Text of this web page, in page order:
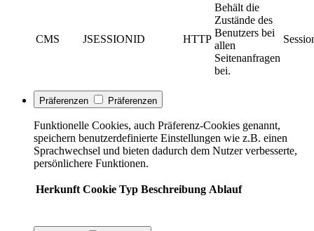
CMS JSESSIONID HTTP
Behält die
Zustände des
Benutzers bei
allen
Seitenanfragen
bei.
Präferenzen Präferenzen
Funktionelle Cookies, auch Präferenz-Cookies genannt,
speichern benutzerdefinierte Einstellungen wie z.B. einen
Sprachwechsel und bieten dadurch dem Nutzer verbesserte,
persönlichere Funktionen.
Herkunft Cookie Typ Beschreibung Ablauf